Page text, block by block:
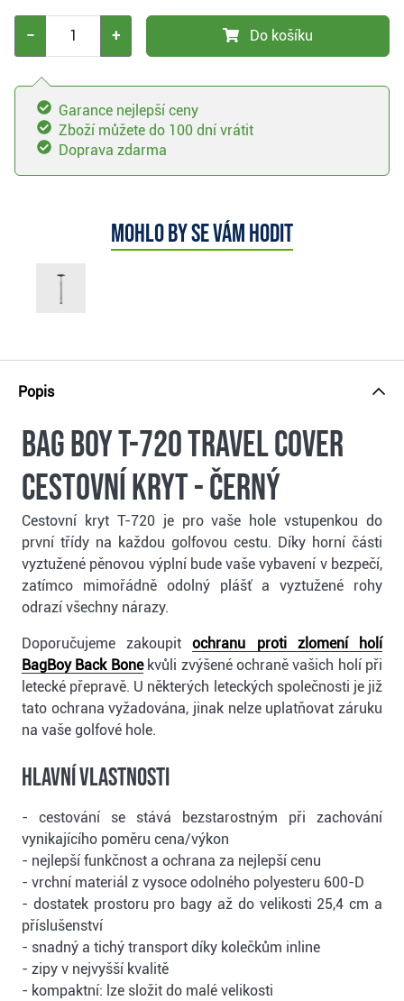
− + Do košíku
Garance nejlepší ceny
Zboží můžete do 100 dní vrátit
Doprava zdarma
Mohlo by se vám hodit
Popis
Bag Boy T-720 Travel Cover
cestovní kryt - černý
Cestovní kryt T-720 je pro vaše hole vstupenkou do
první třídy na každou golfovou cestu. Díky horní části
vyztužené pěnovou výplní bude vaše vybavení v bezpečí,
zatímco mimořádně odolný plášť a vyztužené rohy
odrazí všechny nárazy.
Doporučujeme zakoupitochranu proti zlomení holí
BagBoy Back Bonekvůli zvýšené ochraně vašich holí při
letecké přepravě. U některých leteckých společnosti je již
tato ochrana vyžadována, jinak nelze uplatňovat záruku
na vaše golfové hole.
Hlavní vlastnosti
- cestování se stává bezstarostným při zachování
vynikajícího poměru cena/výkon
- nejlepší funkčnost a ochrana za nejlepší cenu
- vrchní materiál z vysoce odolného polyesteru 600-D
- dostatek prostoru pro bagy až do velikosti 25,4 cm a
příslušenství
- snadný a tichý transport díky kolečkům inline
- zipy v nejvyšší kvalitě
- kompaktní: lze složit do malé velikosti